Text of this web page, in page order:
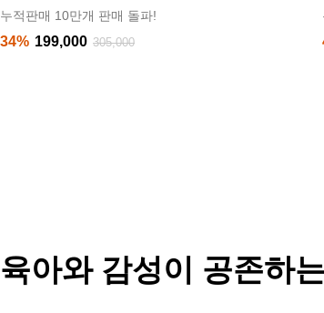
누적판매 10만개 판매 돌파!
34% 199,000 305,000
육아와 감성이 공존하